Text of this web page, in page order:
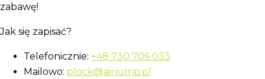
zabawę!
Jak się zapisać?
Telefonicznie: +48 730 706 033
Mailowo: plock@airjump.pl